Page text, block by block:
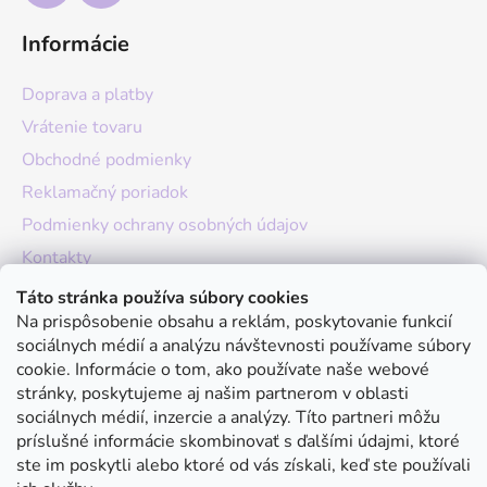
Táto stránka používa súbory cookies
Na prispôsobenie obsahu a reklám, poskytovanie funkcií
sociálnych médií a analýzu návštevnosti používame súbory
cookie. Informácie o tom, ako používate naše webové
stránky, poskytujeme aj našim partnerom v oblasti
sociálnych médií, inzercie a analýzy. Títo partneri môžu
príslušné informácie skombinovať s ďalšími údajmi, ktoré
ste im poskytli alebo ktoré od vás získali, keď ste používali
Informácie
Doprava a platby
Vrátenie tovaru
Obchodné podmienky
Reklamačný poriadok
Podmienky ochrany osobných údajov
Kontakty
O nás
Hodnotenie obchodu
Moja objednávka
Instagram